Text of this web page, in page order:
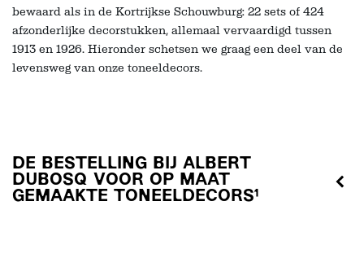
bewaard als in de Kortrijkse Schouwburg: 22 sets of 424
afzonderlijke decorstukken, allemaal vervaardigd tussen
1913 en 1926. Hieronder schetsen we graag een deel van de
levensweg van onze toneeldecors.
DE BESTELLING BIJ ALBERT
DUBOSQ VOOR OP MAAT
GEMAAKTE TONEELDECORS¹